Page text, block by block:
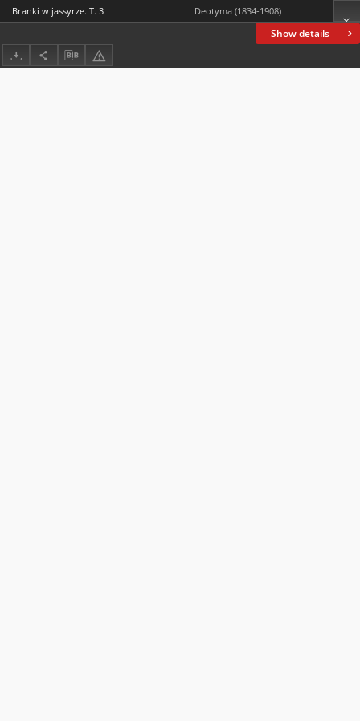
Show details
Branki w jassyrze. T. 3 Deotyma (1834-1908)